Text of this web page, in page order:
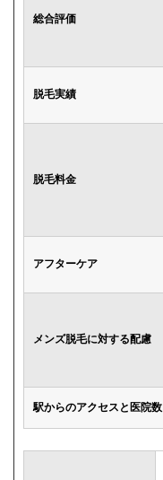
総合評価
脱毛実績
脱毛料金
アフターケア
メンズ脱毛に対する配慮
駅からのアクセスと医院数